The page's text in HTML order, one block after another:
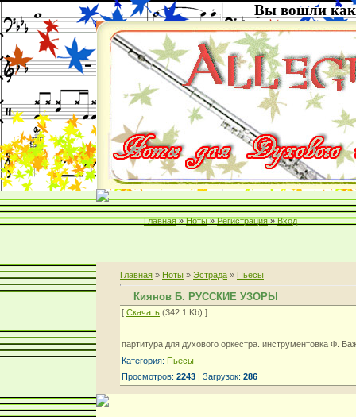
Вы вошли как
Главная » Ноты » Регистрация » Вход
Главная » Ноты » Эстрада » Пьесы
Киянов Б. РУССКИЕ УЗОРЫ
[ Скачать (342.1 Kb) ]
партитура для духового оркестра. инструментовка Ф.
Категория: Пьесы
Просмотров: 2243 | Загрузок: 286